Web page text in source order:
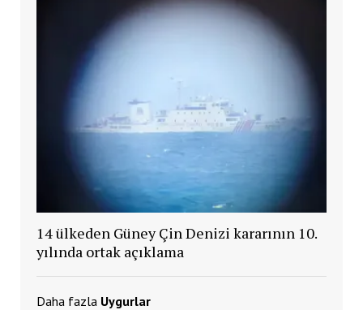
14 ülkeden Güney Çin Denizi kararının 10.
yılında ortak açıklama
Daha fazla Uygurlar